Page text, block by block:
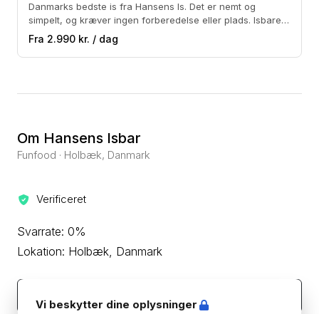
Danmarks bedste is fra Hansens Is. Det er nemt og
simpelt, og kræver ingen forberedelse eller plads. Isbaren
kan stå både ude og inde. Vi leverer alt det i skal bruge
for at lave de dejligste vaffelis: - 50 Vafler - 50 Isbæger
med ske - 2 x Sovs. Vælg mellem jordbær, karamel,
Fra 2.990 kr. / dag
Om Hansens Isbar
Funfood · Holbæk, Danmark
Verificeret
Svarrate: 0%
Lokation: Holbæk, Danmark
Vi beskytter dine oplysninger